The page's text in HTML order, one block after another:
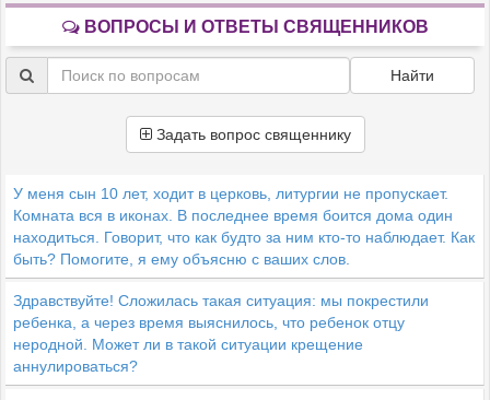
ВОПРОСЫ И ОТВЕТЫ СВЯЩЕННИКОВ
Найти
Задать вопрос священнику
У меня сын 10 лет, ходит в церковь, литургии не пропускает.
Комната вся в иконах. В последнее время боится дома один
находиться. Говорит, что как будто за ним кто-то наблюдает. Как
быть? Помогите, я ему объясню с ваших слов.
Здравствуйте! Сложилась такая ситуация: мы покрестили
ребенка, а через время выяснилось, что ребенок отцу
неродной. Может ли в такой ситуации крещение
аннулироваться?